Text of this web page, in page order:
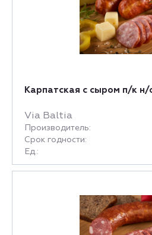
Карпатская с сыром п/к н/
Via Baltia
Производитель:
Срок годности:
Ед.: